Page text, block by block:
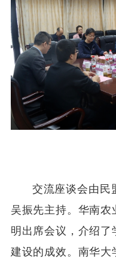
交流座谈会由民
吴振先主持。华南农
明出席会议，介绍了
建设的成效。南华大